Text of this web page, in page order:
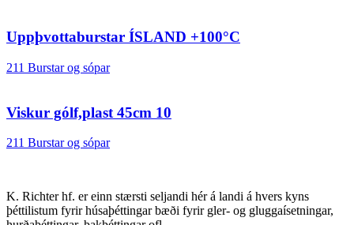
Uppþvottaburstar ÍSLAND +100°C
211 Burstar og sópar
Viskur gólf,plast 45cm 10
211 Burstar og sópar
K. Richter hf. er einn stærsti seljandi hér á landi á hvers kyns
þéttilistum fyrir húsaþéttingar bæði fyrir gler- og gluggaísetningar,